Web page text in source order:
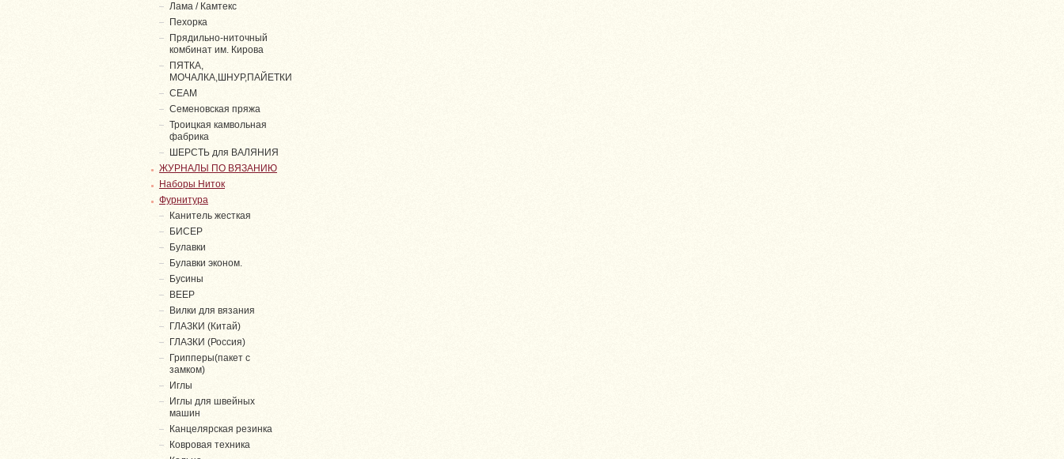
Лама / Камтекс
Пехорка
Прядильно-ниточный
комбинат им. Кирова
ПЯТКА,
МОЧАЛКА,ШНУР,ПАЙЕТКИ
СЕАМ
Семеновская пряжа
Троицкая камвольная
фабрика
ШЕРСТЬ для ВАЛЯНИЯ
ЖУРНАЛЫ ПО ВЯЗАНИЮ
Наборы Ниток
Фурнитура
Канитель жесткая
БИСЕР
Булавки
Булавки эконом.
Бусины
ВЕЕР
Вилки для вязания
ГЛАЗКИ (Китай)
ГЛАЗКИ (Россия)
Грипперы(пакет с
замком)
Иглы
Иглы для швейных
машин
Канцелярская резинка
Ковровая техника